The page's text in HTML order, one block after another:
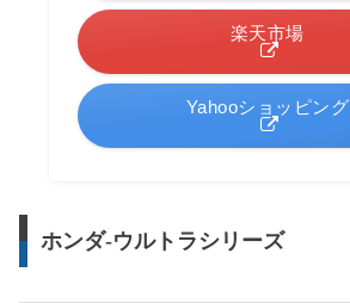
楽天市場
Yahooショッピング
ホンダ-ウルトラシリーズ